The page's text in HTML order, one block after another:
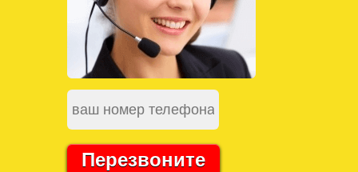
Перезвоните